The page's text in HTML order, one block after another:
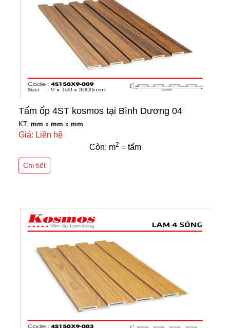
Tấm ốp 4ST kosmos tại Bình Dương 04
KT: mm x mm x mm
Giá: Liên hệ
Còn: m2 = tấm
Chi tiết